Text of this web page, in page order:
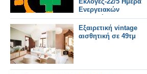
Ενεργειακών
Κοινοτήτων στην
Ευρώπη
Εξαιρετική vintage
αισθητική σε 49τμ